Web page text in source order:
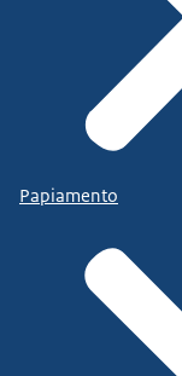
Papiamento